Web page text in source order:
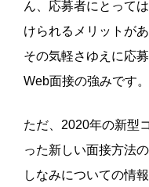
ん、応募者にとって
けられるメリットがあ
その気軽さゆえに応
Web面接の強みです。
ただ、2020年の新型
った新しい面接方法
しなみについての情